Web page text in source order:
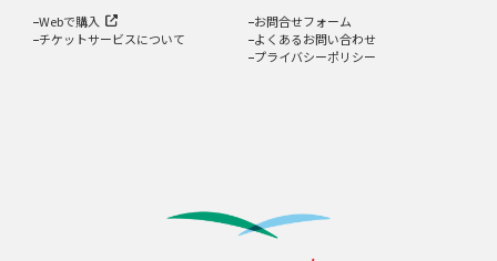
Webで購入
チケットサービスについて
お問合せフォーム
よくあるお問い合わせ
プライバシーポリシー